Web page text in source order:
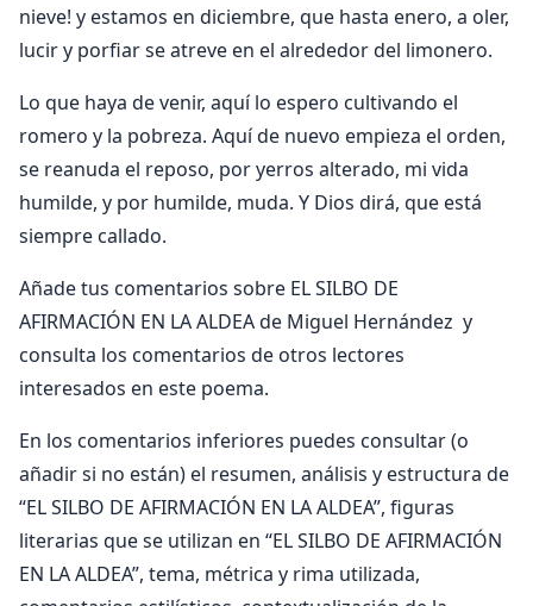
nieve! y estamos en diciembre, que hasta enero, a oler,
lucir y porfiar se atreve en el alrededor del limonero.
Lo que haya de venir, aquí lo espero cultivando el
romero y la pobreza. Aquí de nuevo empieza el orden,
se reanuda el reposo, por yerros alterado, mi vida
humilde, y por humilde, muda. Y Dios dirá, que está
siempre callado.
Añade tus comentarios sobre EL SILBO DE
AFIRMACIÓN EN LA ALDEA de Miguel Hernández y
consulta los comentarios de otros lectores
interesados en este poema.
En los comentarios inferiores puedes consultar (o
añadir si no están) el resumen, análisis y estructura de
“EL SILBO DE AFIRMACIÓN EN LA ALDEA”, figuras
literarias que se utilizan en “EL SILBO DE AFIRMACIÓN
EN LA ALDEA”, tema, métrica y rima utilizada,